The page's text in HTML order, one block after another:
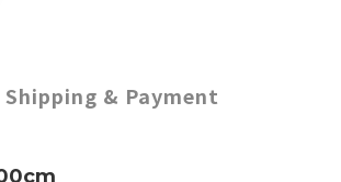
Shipping & Payment